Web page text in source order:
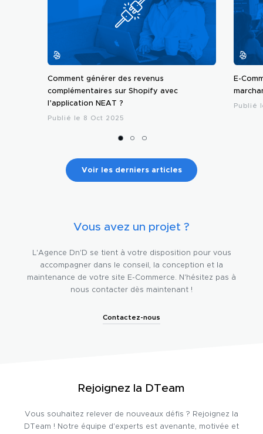
Comment générer des revenus
complémentaires sur Shopify avec
l’application NEAT ?
Publié le 8 Oct 2025
E-
Publié
Voir les derniers articles
Vous avez un projet ?
L'Agence Dn'D se tient à votre disposition pour vous
accompagner dans le conseil, la conception et la
maintenance de votre site E-Commerce. N'hésitez pas à
nous contacter dès maintenant !
Contactez-nous
Rejoignez la DTeam
Vous souhaitez relever de nouveaux défis ? Rejoignez la
DTeam ! Notre équipe d'experts est avenante, motivée et